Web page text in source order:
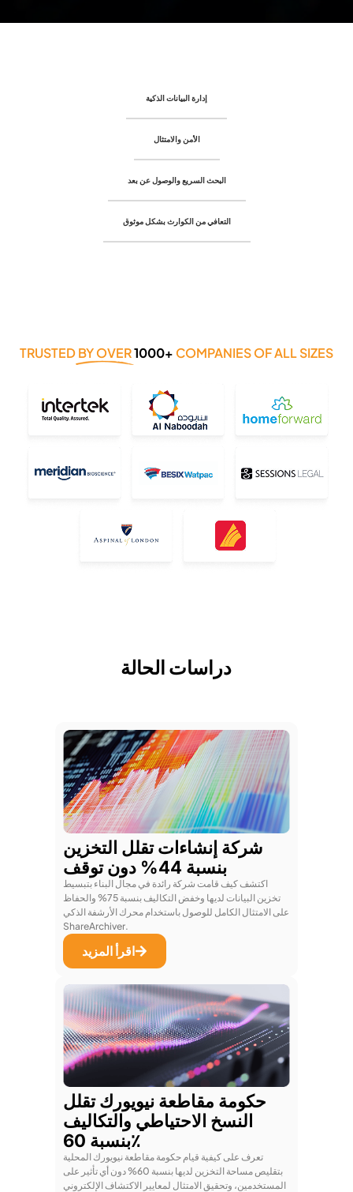
إدارة البيانات الذكية
الأمن والامتثال
البحث السريع والوصول عن بعد
التعافي من الكوارث بشكل موثوق
TRUSTEDBY OVER1000+ COMPANIES OF ALL SIZES
دراسات الحالة
شركة إنشاءات تقلل التخزين
بنسبة 44% دون توقف
اكتشف كيف قامت شركة رائدة في مجال البناء بتبسيط
تخزين البيانات لديها وخفض التكاليف بنسبة 75% والحفاظ
على الامتثال الكامل للوصول باستخدام محرك الأرشفة الذكي
ShareArchiver.
اقرأ المزيد
حكومة مقاطعة نيويورك تقلل
النسخ الاحتياطي والتكاليف
بنسبة 60٪
تعرف على كيفية قيام حكومة مقاطعة نيويورك المحلية
بتقليص مساحة التخزين لديها بنسبة 60% دون أي تأثير على
المستخدمين، وتحقيق الامتثال لمعايير الاكتشاف الإلكتروني